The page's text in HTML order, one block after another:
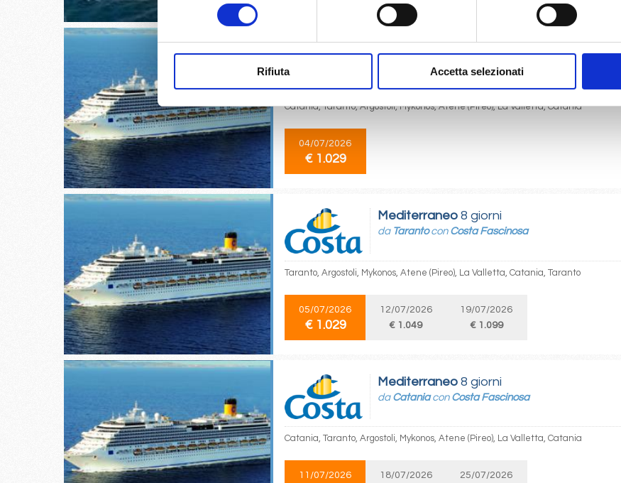
Rifiuta Accetta selezionati
Catania, Taranto, Argostoli, Mykonos, Atene (Pireo), La Valletta, Catania
04/07/2026
€ 1.029
Mediterraneo 8 giorni
da Tarantocon Costa Fascinosa
Taranto, Argostoli, Mykonos, Atene (Pireo), La Valletta, Catania, Taranto
05/07/2026
€ 1.029
12/07/2026
€ 1.049
19/07/2026
€ 1.099
Mediterraneo 8 giorni
da Cataniacon Costa Fascinosa
Catania, Taranto, Argostoli, Mykonos, Atene (Pireo), La Valletta, Catania
11/07/2026
18/07/2026
25/07/2026